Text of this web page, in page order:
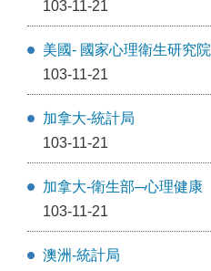
103-11-21
美國- 國家心理衛生研究院
103-11-21
加拿大-統計局
103-11-21
加拿大-衛生部─心理健康
103-11-21
澳洲-統計局